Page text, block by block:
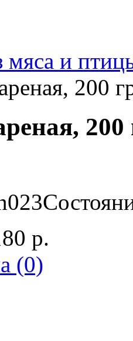
мяса и
200
200
р.
(0)